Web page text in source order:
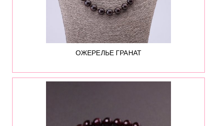
ОЖЕРЕЛЬЕ ГРАНАТ